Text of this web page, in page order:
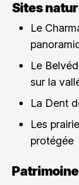
Sites
Le
Le
sur la
La Dent
Les
protégée